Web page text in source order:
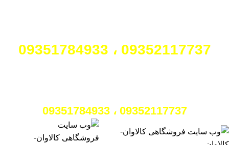
09352117737 ، 09351784933
09352117737 ، 09351784933